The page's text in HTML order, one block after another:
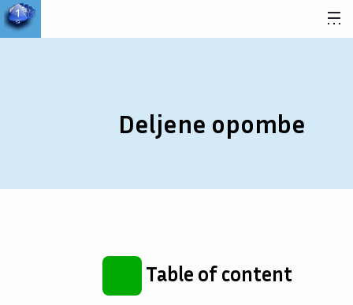
Preskoči na vsebino
Deljene opombe
Table of content